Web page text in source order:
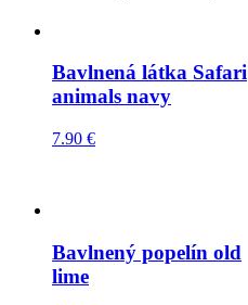
Bavlnená látka Safari
animals navy
7.90 €
Bavlnený popelín old
lime